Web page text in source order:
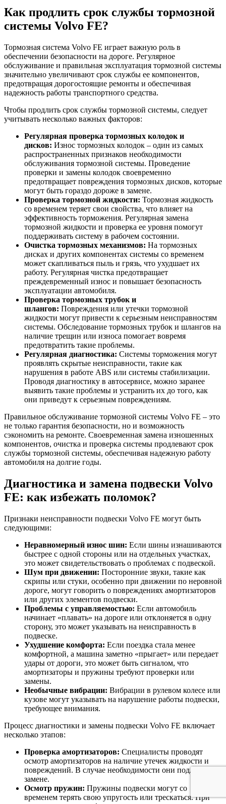
Как продлить срок службы тормозной
системы Volvo FE?
Тормозная система Volvo FE играет важную роль в
обеспечении безопасности на дороге. Регулярное
обслуживание и правильная эксплуатация тормозной системы
значительно увеличивают срок службы ее компонентов,
предотвращая дорогостоящие ремонты и обеспечивая
надежность работы транспортного средства.
Чтобы продлить срок службы тормозной системы, следует
учитывать несколько важных факторов:
Регулярная проверка тормозных колодок и
дисков: Износ тормозных колодок – один из самых
распространенных признаков необходимости
обслуживания тормозной системы. Проведение
проверки и замены колодок своевременно
предотвращает повреждения тормозных дисков, которые
могут быть гораздо дороже в замене.
Проверка тормозной жидкости: Тормозная жидкость
со временем теряет свои свойства, что влияет на
эффективность торможения. Регулярная замена
тормозной жидкости и проверка ее уровня помогут
поддерживать систему в рабочем состоянии.
Очистка тормозных механизмов: На тормозных
дисках и других компонентах системы со временем
может скапливаться пыль и грязь, что ухудшает их
работу. Регулярная чистка предотвращает
преждевременный износ и повышает безопасность
эксплуатации автомобиля.
Проверка тормозных трубок и
шлангов: Повреждения или утечки тормозной
жидкости могут привести к серьезным неисправностям
системы. Обследование тормозных трубок и шлангов на
наличие трещин или износа помогает вовремя
предотвратить такие проблемы.
Регулярная диагностика: Системы торможения могут
проявлять скрытые неисправности, такие как
нарушения в работе ABS или системы стабилизации.
Проводя диагностику в автосервисе, можно заранее
выявить такие проблемы и устранить их до того, как
они приведут к серьезным повреждениям.
Правильное обслуживание тормозной системы Volvo FE – это
не только гарантия безопасности, но и возможность
сэкономить на ремонте. Своевременная замена изношенных
компонентов, очистка и проверка системы продлевают срок
службы тормозной системы, обеспечивая надежную работу
автомобиля на долгие годы.
Диагностика и замена подвески Volvo
FE: как избежать поломок?
Признаки неисправности подвески Volvo FE могут быть
следующими:
Неравномерный износ шин: Если шины изнашиваются
быстрее с одной стороны или на отдельных участках,
это может свидетельствовать о проблемах с подвеской.
Шум при движении: Посторонние звуки, такие как
скрипы или стуки, особенно при движении по неровной
дороге, могут говорить о повреждениях амортизаторов
или других элементов подвески.
Проблемы с управляемостью: Если автомобиль
начинает «плавать» на дороге или отклоняется в одну
сторону, это может указывать на неисправность в
подвеске.
Ухудшение комфорта: Если поездка стала менее
комфортной, а машина заметно «прыгает» или передает
удары от дороги, это может быть сигналом, что
амортизаторы и пружины требуют проверки или
замены.
Необычные вибрации: Вибрации в рулевом колесе или
кузове могут указывать на нарушение работы подвески,
требующее внимания.
Процесс диагностики и замены подвески Volvo FE включает
несколько этапов:
Проверка амортизаторов: Специалисты проводят
осмотр амортизаторов на наличие утечек жидкости и
повреждений. В случае необходимости они подлежат
замене.
Осмотр пружин: Пружины подвески могут со
временем терять свою упругость или трескаться. При